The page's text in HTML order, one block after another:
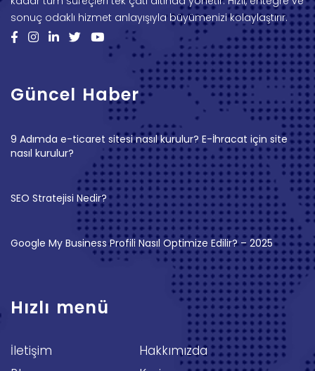
sonuç odaklı hizmet anlayışıyla büyümenizi kolaylaştırır.
Güncel Haber
9 Adımda e-ticaret sitesi nasıl kurulur? E-İhracat için site
nasıl kurulur?
SEO Stratejisi Nedir?
Google My Business Profili Nasıl Optimize Edilir? – 2025
Hızlı menü
İletişim
Hakkımızda